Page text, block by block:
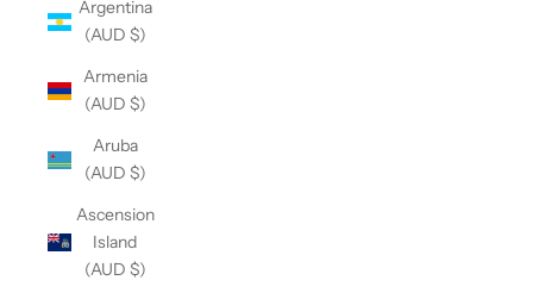
Argentina
(AUD $)
Armenia
(AUD $)
Aruba
(AUD $)
Ascension
Island
(AUD $)